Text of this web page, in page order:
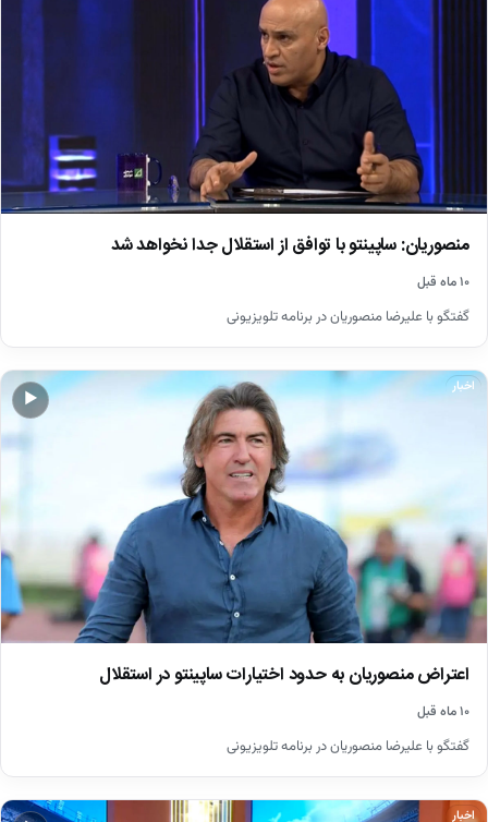
منصوریان: ساپینتو با توافق از استقلال جدا نخواهد شد
۱۰ ماه قبل
گفتگو با علیرضا منصوریان در برنامه تلویزیونی
▶
اخبار
اعتراض منصوریان به حدود اختیارات ساپینتو در استقلال
۱۰ ماه قبل
گفتگو با علیرضا منصوریان در برنامه تلویزیونی
اخبار